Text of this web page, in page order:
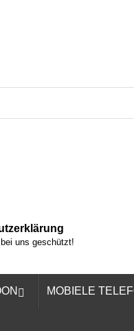
bei uns geschützt!
 MOBIELE